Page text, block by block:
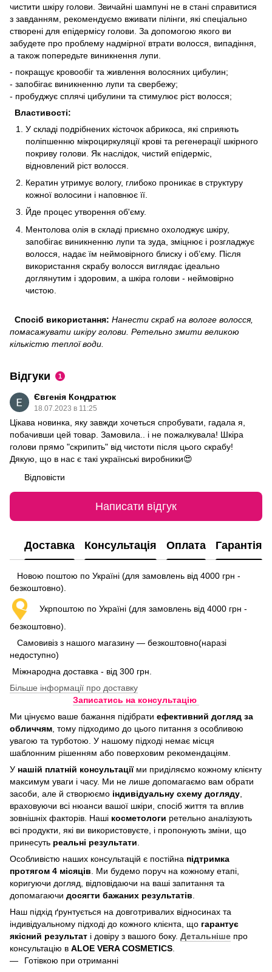
чистити шкіру голови. Звичайні шампуні не в стані справитися
з завданням, рекомендуємо вживати пілінги, які спеціально
створені для епідермісу голови. За допомогою якого ви
забудете про проблему надмірної втрати волосся, випадіння,
а також попередьте виникнення лупи.
- покращує кровообіг та живлення волосяних цибулин;
- запобігає виникненню лупи та свербежу;
- пробуджує сплячі цибулини та стимулює ріст волосся;
Властивості:
У складі подрібнених кісточок абрикоса, які сприяють
поліпшенню мікроциркуляції крові та регенерації шкірного
покриву голови. Як наслідок, чистий епідерміс,
відновлений ріст волосся.
Кератин утримує вологу, глибоко проникає в структуру
кожної волосини і наповнює її.
Йде процес утворення об'єму.
Ментолова олія в складі приємно охолоджує шкіру,
запобігає виникненню лупи та зуда, зміцнює і розгладжує
волосся, надає їм неймовірного блиску і об’єму. Після
використання скрабу волосся виглядає ідеально
доглянутим і здоровим, а шкіра голови - неймовірно
чистою.
Спосіб використання: Нанести скраб на вологе волосся,
помасажувати шкіру голови. Ретельно змити великою
кількістю теплої води.
Відгуки 1
Євгенія Кондратюк
18.07.2023 в 11:25
Цікава новинка, яку завжди хочеться спробувати, гадала я,
побачивши цей товар. Замовила.. і не пожалкувала! Шкіра
голови прямо "скрипить" від чистоти після цього скрабу!
Дякую, що в нас є такі українські виробники😍
Відповісти
Написати відгук
Доставка Консультація Оплата Гарантія
Новою поштою по Україні (для замовлень від 4000 грн -
безкоштовно).
Укрпоштою по Україні (для замовлень від 4000 грн -
безкоштовно).
Самовивіз з нашого магазину — безкоштовно(наразі
недоступно)
Міжнародна доставка - від 300 грн.
Більше інформації про доставку
Записатись на консультацію
Ми цінуємо ваше бажання підібрати ефективний догляд за
обличчям, тому підходимо до цього питання з особливою
увагою та турботою. У нашому підході немає місця
шаблонним рішенням або поверховим рекомендаціям.
У нашій платній консультаціїми приділяємо кожному клієнту
максимум уваги і часу. Ми не лише допомагаємо вам обрати
засоби, але й створюємо індивідуальну схему догляду,
враховуючи всі нюанси вашої шкіри, спосіб життя та вплив
зовнішніх факторів. Наші косметологи ретельно аналізують
всі продукти, які ви використовуєте, і пропонують зміни, що
принесуть реальні результати.
Особливістю наших консультацій є постійна підтримка
протягом 4 місяців. Ми будемо поруч на кожному етапі,
коригуючи догляд, відповідаючи на ваші запитання та
допомагаючи досягти бажаних результатів.
Наш підхід ґрунтується на довготривалих відносинах та
індивідуальному підході до кожного клієнта, що гарантує
якісний результат і довіру з вашого боку. Детальніше про
консультацію в ALOE VERA COSMETICS.
Готівкою при отриманні